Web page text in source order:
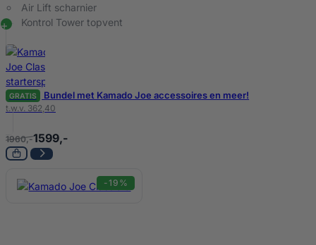
Air Lift scharnier
Kontrol Tower topvent
GRATIS Bundel met Kamado Joe accessoires en meer!
t.w.v. 362,40
1960,-1599,-
-19%